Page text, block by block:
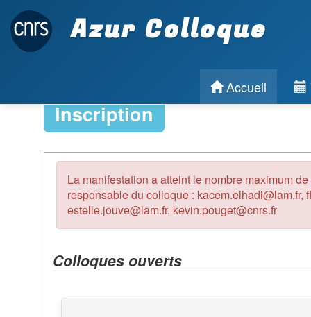
Azur Colloque
Accueil
Inscription
La manifestation a atteint le nombre maximum
responsable du colloque : kacem.elhadi@lam.fr,
estelle.jouve@lam.fr, kevin.pouget@cnrs.fr
Colloques ouverts